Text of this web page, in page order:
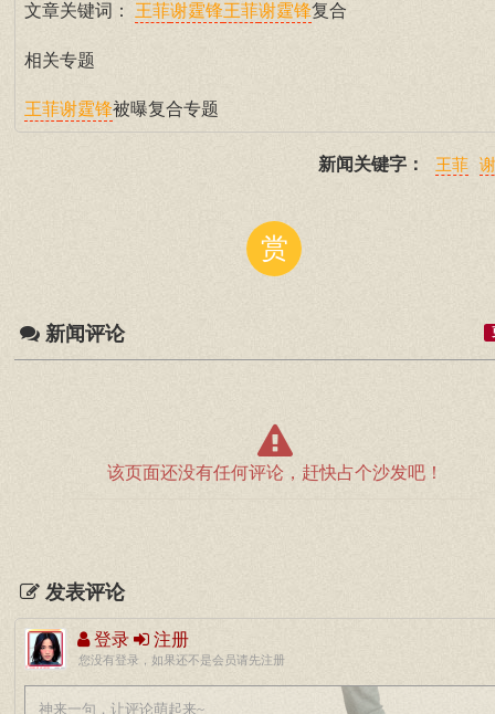
文章关键词： 王菲谢霆锋王菲谢霆锋复合
相关专题
王菲谢霆锋被曝复合专题
新闻关键字： 王菲
赏
新闻评论
该页面还没有任何评论，赶快占个沙发吧！
发表评论
登录 注册
您没有登录，如果还不是会员请先注册